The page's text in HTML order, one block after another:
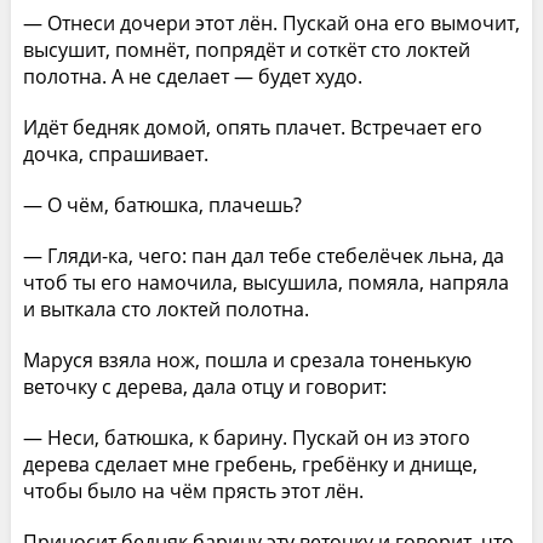
— Отнеси дочери этот лён. Пускай она его вымочит,
высушит, помнёт, попрядёт и соткёт сто локтей
полотна. А не сделает — будет худо.
Идёт бедняк домой, опять плачет. Встречает его
дочка, спрашивает.
— О чём, батюшка, плачешь?
— Гляди-ка, чего: пан дал тебе стебелёчек льна, да
чтоб ты его намочила, высушила, помяла, напряла
и выткала сто локтей полотна.
Маруся взяла нож, пошла и срезала тоненькую
веточку с дерева, дала отцу и говорит:
— Неси, батюшка, к барину. Пускай он из этого
дерева сделает мне гребень, гребёнку и днище,
чтобы было на чём прясть этот лён.